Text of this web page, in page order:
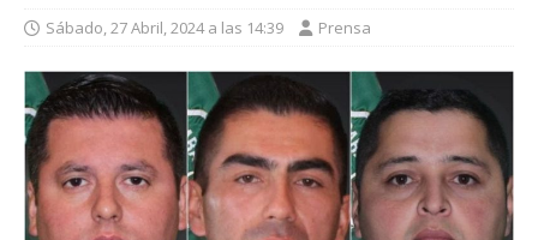
Sábado, 27 Abril, 2024 a las 14:39 Prensa